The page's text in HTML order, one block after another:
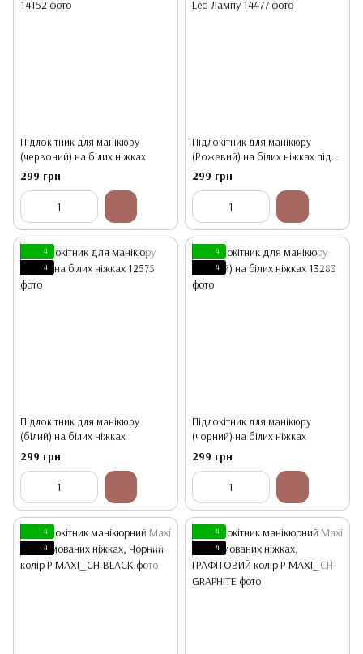
Підлокітник для манікюру
(червоний) на білих ніжках
299 грн
Підлокітник для манікюру
(Рожевий) на білих ніжках під
Led Лампу
299 грн
4
4
Підлокітник для манікюру
(білий) на білих ніжках
299 грн
4
4
Підлокітник для манікюру
(чорний) на білих ніжках
299 грн
4
4
4
4